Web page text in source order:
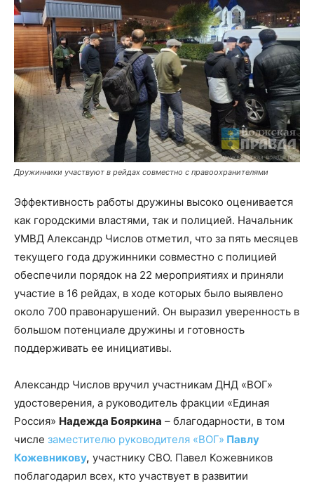
Дружинники участвуют в рейдах совместно с правоохранителями
Эффективность работы дружины высоко оценивается
как городскими властями, так и полицией. Начальник
УМВД Александр Числов отметил, что за пять месяцев
текущего года дружинники совместно с полицией
обеспечили порядок на 22 мероприятиях и приняли
участие в 16 рейдах, в ходе которых было выявлено
около 700 правонарушений. Он выразил уверенность в
большом потенциале дружины и готовность
поддерживать ее инициативы.
Александр Числов вручил участникам ДНД «ВОГ»
удостоверения, а руководитель фракции «Единая
Россия» Надежда Бояркина – благодарности, в том
числе заместителю руководителя «ВОГ» Павлу
Кожевникову, участнику СВО. Павел Кожевников
поблагодарил всех, кто участвует в развитии